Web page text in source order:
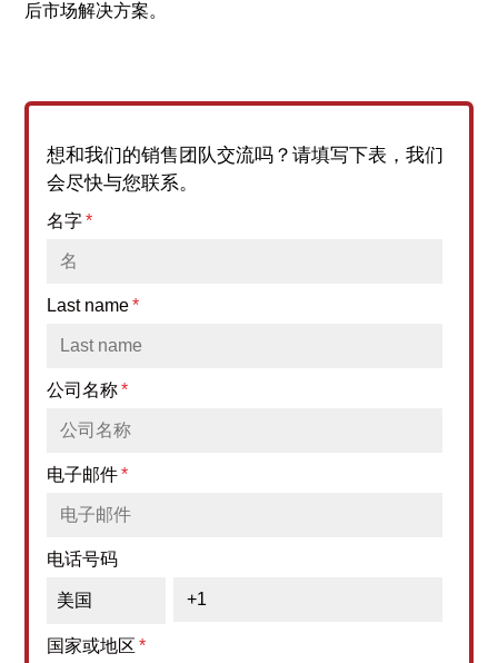
后市场解决方案。
想和我们的销售团队交流吗？请填写下表，我们
会尽快与您联系。
名字*
Last name*
公司名称*
电子邮件*
电话号码
国家或地区 *